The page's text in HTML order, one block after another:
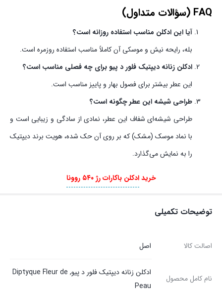
FAQ (سؤالات متداول)
آیا این ادکلن مناسب استفاده روزانه است؟
بله، رایحه نیش و موسکی آن کاملاً مناسب استفاده روزمره است.
ادکلن زنانه دیپتیک فلور د پیو برای چه فصلی مناسب است؟
این عطر بیشتر برای فصول بهار و پاییز مناسب است.
طراحی شیشه این عطر چگونه است؟
طراحی شیشه‌ای شفاف این عطر، نمادی از سادگی و زیبایی است و
با نماد موسک (مشک) که بر روی آن حک شده، هویت برند دیپتیک
را به نمایش می‌گذارد.
خریدادکلن باکارات رژ ۵۴۰ روونا
توضیحات تکمیلی
اصالت کالا اصل
نام کامل محصول
ادکلن زنانه دیپتیک فلور د پیو, Diptyque Fleur de
Peau